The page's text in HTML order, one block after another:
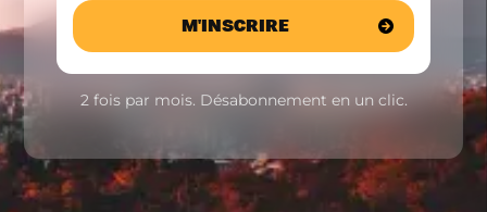
2 fois par mois. Désabonnement en un clic.